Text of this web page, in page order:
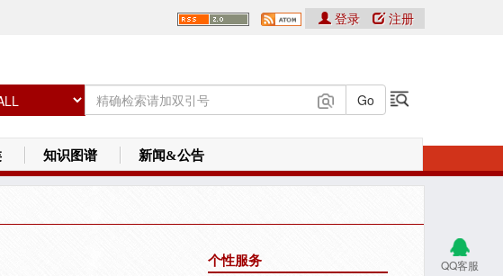
登录 注册
知识图谱 新闻&公告
QQ客服
个性服务